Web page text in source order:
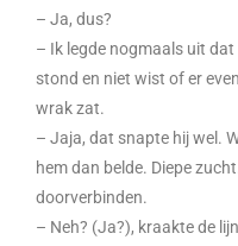
– Ja, dus?
– Ik legde nogmaals uit
stond en niet wist of er
wrak zat.
– Jaja, dat snapte hij wel.
hem dan belde. Diepe
doorverbinden.
– Neh? (Ja?), kraakte de